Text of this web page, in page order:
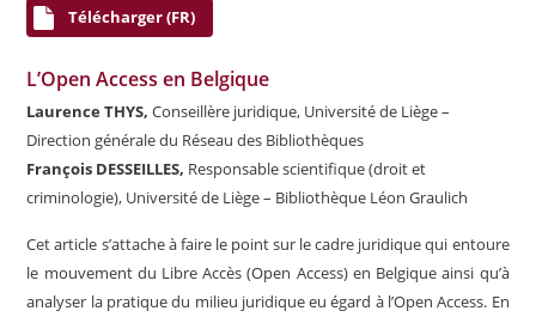
Télécharger (FR)
L’Open Access en Belgique
Laurence THYS,Conseillère juridique, Université de Liège –
Direction générale du Réseau des Bibliothèques
François DESSEILLES, Responsable scientifique (droit et
criminologie), Université de Liège – Bibliothèque Léon Graulich
Cet article s’attache à faire le point sur le cadre juridique qui entoure
le mouvement du Libre Accès (Open Access) en Belgique ainsi qu’à
analyser la pratique du milieu juridique eu égard à l’Open Access. En